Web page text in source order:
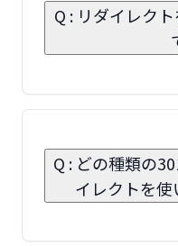
Q : リダイレク
Q : どの種類の
イレクトを使